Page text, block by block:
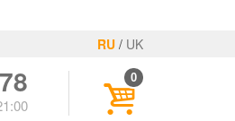
RU / UK
0